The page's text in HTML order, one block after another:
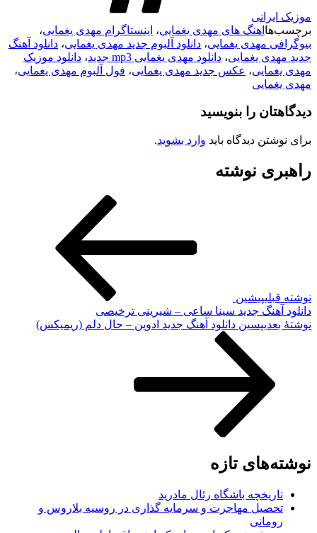
موزیک ایرانی
برچسب‌ها اهنگ های مهدی یغمایی، اینستاگرام مهدی یغمایی،
بیوگرافی مهدی یغمایی، دانلود آلبوم جدید مهدی یغمایی، دانلود آهنگ
جدید مهدی یغمایی، دانلود مهدی یغمایی mp3 جدید ، دانلود موزیک
مهدی یغمایی، عکس جدید مهدی یغمایی، فول آلبوم مهدی یغمایی،
مهدی یغمایی
دیدگاهتان را بنویسید
برای نوشتن دیدگاه باید وارد بشوید.
راهبری نوشته
نوشته قبلیپیشین
دانلود آهنگ جدید سینا ساعی – شیرینی ترخیصی
نوشته‌ٔ بعدیپسین دانلود آهنگ جدید ادوین – حال دلم (ریمیکس)
نوشته‌های تازه
تاریخچه باشگاه رئال مادرید
تحصیل مهاجرت و سرمایه گذاری در روسیه بلاروس و
رومانی